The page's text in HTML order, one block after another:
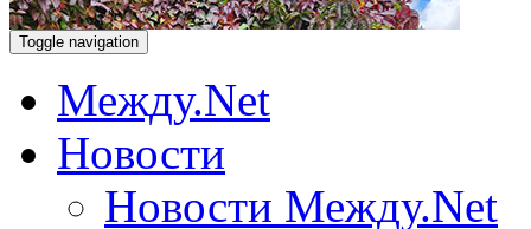
Toggle navigation
Между.Net
Новости
Новости Между.Net